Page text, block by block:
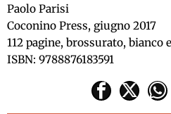
Paolo Parisi
Coconino Press, giugno 2017
112 pagine, brossurato, bianco
ISBN: 9788876183591